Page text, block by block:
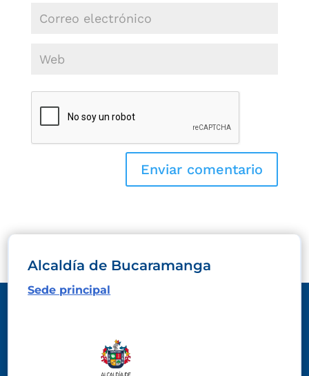
Alcaldía de Bucaramanga
Sede principal